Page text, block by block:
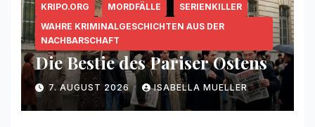
KRIPO.ORG MORDFÄLLE
SERIENKILLER
WAHRE KRIMINALGESCHICHTEN AUS DER
NACHBARSCHAFT
Die Bestie des Pariser Ostens
7. AUGUST 2026 ISABELLA MUELLER